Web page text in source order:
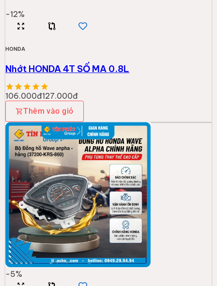
-12%
HONDA
Nhớt HONDA 4T SỐ MA 0.8L
106.000đ127.000đ
Thêm vào giỏ
-5%